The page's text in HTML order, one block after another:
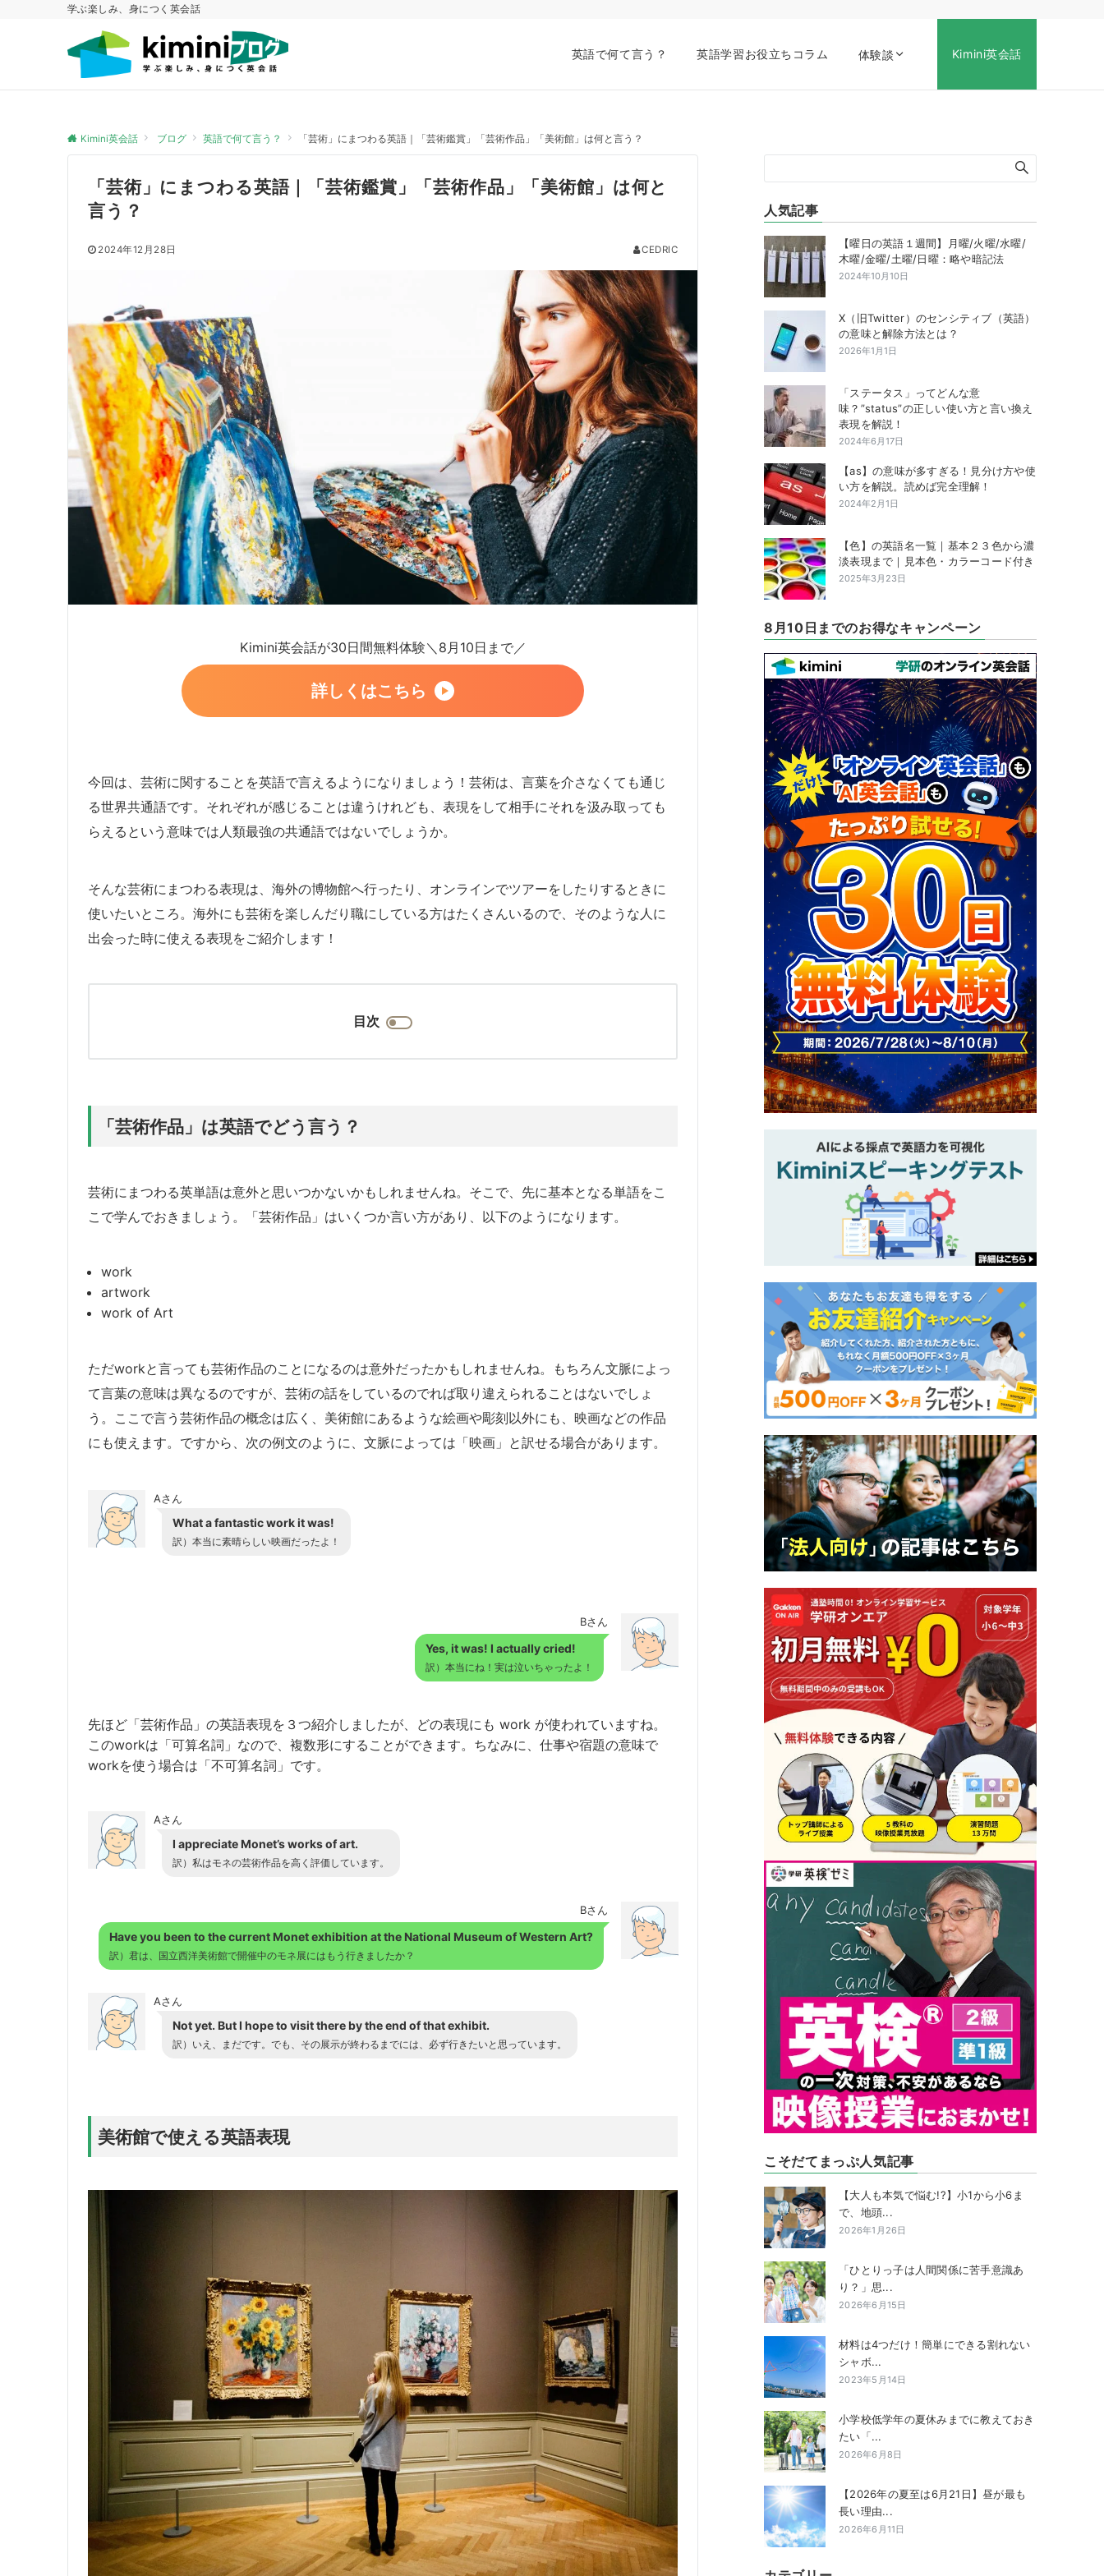
学ぶ楽しみ、身につく英会話
英語で何て言う？ 英語学習お役立ちコラム 体験談 Kimini英会話
Kimini英会話 ブログ 英語で何て言う？ 「芸術」にまつわる英語｜「芸術鑑賞」「芸術作品」「美術館」は何と言う？
「芸術」にまつわる英語｜「芸術鑑賞」「芸術作品」「美術館」は何と
言う？
2024年12月28日 CEDRIC
Kimini英会話が30日間無料体験＼8月10日まで／
詳しくはこちら
今回は、芸術に関することを英語で言えるようになりましょう！芸術は、言葉を介さなくても通じ
る世界共通語です。それぞれが感じることは違うけれども、表現をして相手にそれを汲み取っても
らえるという意味では人類最強の共通語ではないでしょうか。
そんな芸術にまつわる表現は、海外の博物館へ行ったり、オンラインでツアーをしたりするときに
使いたいところ。海外にも芸術を楽しんだり職にしている方はたくさんいるので、そのような人に
出会った時に使える表現をご紹介します！
目次
「芸術作品」は英語でどう言う？
芸術にまつわる英単語は意外と思いつかないかもしれませんね。そこで、先に基本となる単語をこ
こで学んでおきましょう。「芸術作品」はいくつか言い方があり、以下のようになります。
work
artwork
work of Art
ただworkと言っても芸術作品のことになるのは意外だったかもしれませんね。もちろん文脈によっ
て言葉の意味は異なるのですが、芸術の話をしているのでれば取り違えられることはないでしょ
う。ここで言う芸術作品の概念は広く、美術館にあるような絵画や彫刻以外にも、映画などの作品
にも使えます。ですから、次の例文のように、文脈によっては「映画」と訳せる場合があります。
Aさん
What a fantastic work it was!
訳）本当に素晴らしい映画だったよ！
Bさん
Yes, it was! I actually cried!
訳）本当にね！実は泣いちゃったよ！
先ほど「芸術作品」の英語表現を３つ紹介しましたが、どの表現にも work が使われていますね。
このworkは「可算名詞」なので、複数形にすることができます。ちなみに、仕事や宿題の意味で
workを使う場合は「不可算名詞」です。
Aさん
I appreciate Monet’s works of art.
訳）私はモネの芸術作品を高く評価しています。
Bさん
Have you been to the current Monet exhibition at the National Museum of Western Art?
訳）君は、国立西洋美術館で開催中のモネ展にはもう行きましたか？
Aさん
Not yet. But I hope to visit there by the end of that exhibit.
訳）いえ、まだです。でも、その展示が終わるまでには、必ず行きたいと思っています。
美術館で使える英語表現
人気記事
【曜日の英語１週間】月曜/火曜/水曜/
木曜/金曜/土曜/日曜：略や暗記法
2024年10月10日
X（旧Twitter）のセンシティブ（英語）
の意味と解除方法とは？
2026年1月1日
「ステータス」ってどんな意
味？”status”の正しい使い方と言い換え
表現を解説！
2024年6月17日
【as】の意味が多すぎる！見分け方や使
い方を解説。読めば完全理解！
2024年2月1日
【色】の英語名一覧｜基本２３色から濃
淡表現まで｜見本色・カラーコード付き
2025年3月23日
8月10日までのお得なキャンペーン
こそだてまっぷ人気記事
【大人も本気で悩む!?】小1から小6ま
で、地頭...
2026年1月26日
「ひとりっ子は人間関係に苦手意識あ
り？」思...
2026年6月15日
材料は4つだけ！簡単にできる割れない
シャボ...
2023年5月14日
小学校低学年の夏休みまでに教えておき
たい「...
2026年6月8日
【2026年の夏至は6月21日】昼が最も
長い理由...
2026年6月11日